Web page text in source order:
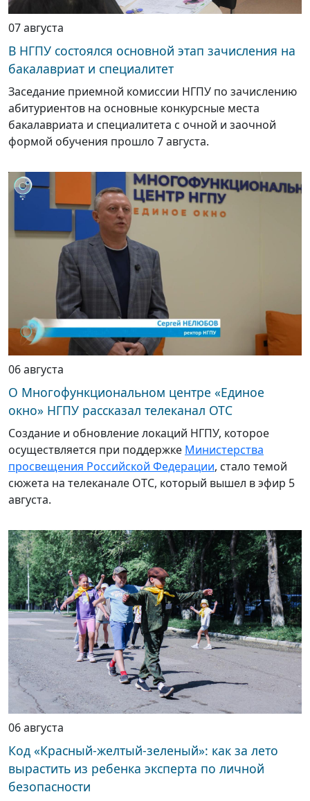
07 августа
В НГПУ состоялся основной этап зачисления на
бакалавриат и специалитет
Заседание приемной комиссии НГПУ по зачислению
абитуриентов на основные конкурсные места
бакалавриата и специалитета с очной и заочной
формой обучения прошло 7 августа.
06 августа
О Многофункциональном центре «Единое
окно» НГПУ рассказал телеканал ОТС
Создание и обновление локаций НГПУ, которое
осуществляется при поддержке Министерства
просвещения Российской Федерации, стало темой
сюжета на телеканале ОТС, который вышел в эфир 5
августа.
06 августа
Код «Красный-желтый-зеленый»: как за лето
вырастить из ребенка эксперта по личной
безопасности